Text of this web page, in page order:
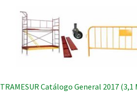
TRAMESUR Catálogo General 2017 (3,1